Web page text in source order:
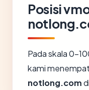
Posisi
Pada skala 0-
kami
notlong.comdi